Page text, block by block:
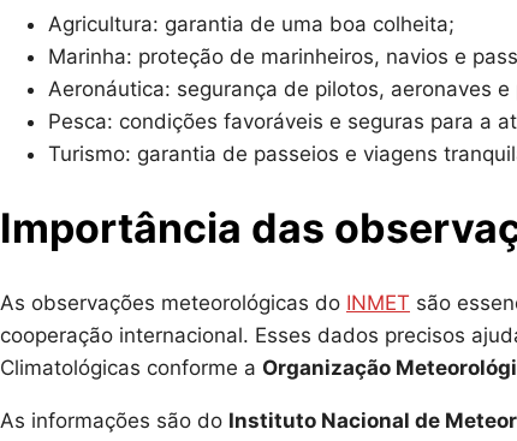
Agricultura: garantia de uma boa colheita;
Marinha: proteção de marinheiros, navios e
Aeronáutica: segurança de pilotos, aeronaves e
Pesca: condições favoráveis e seguras para a
Turismo: garantia de passeios e viagens
Importância das
As observações meteorológicas do INMET são
cooperação internacional. Esses dados precisos
Climatológicas conforme a Organização
As informações são do Instituto Nacional de